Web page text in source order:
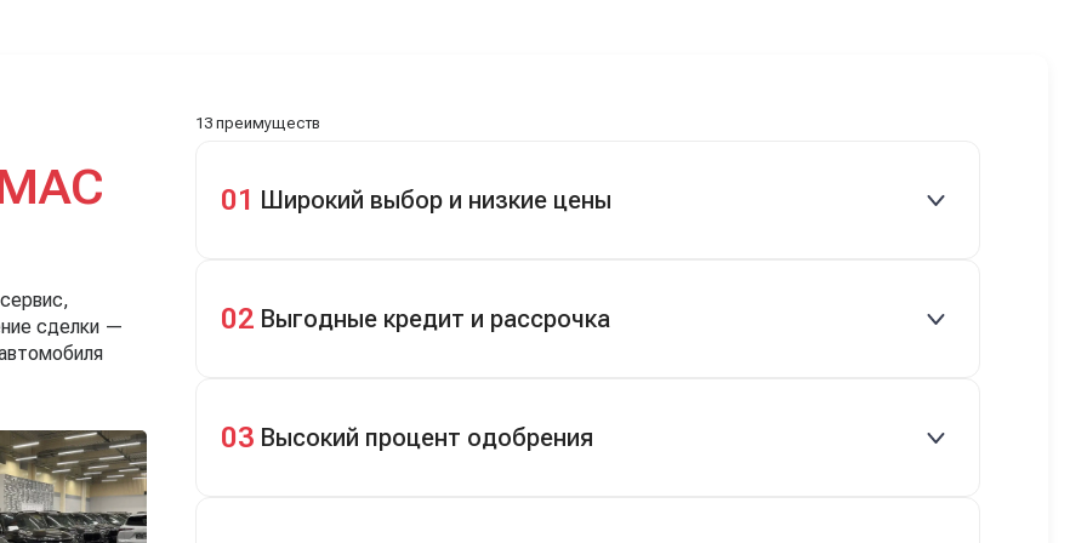
немного переплатить за новую, зато
МАС
сделки —
13 преимуществ
01 Широкий выбор и низкие цены
02 Выгодные кредит и рассрочка
03 Высокий процент одобрения